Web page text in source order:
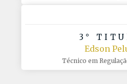
3°
Edson
Técnico em